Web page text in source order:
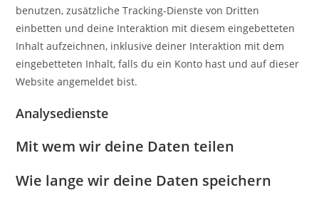
benutzen, zusätzliche Tracking-Dienste von Dritten
einbetten und deine Interaktion mit diesem eingebetteten
Inhalt aufzeichnen, inklusive deiner Interaktion mit dem
eingebetteten Inhalt, falls du ein Konto hast und auf dieser
Website angemeldet bist.
Analysedienste
Mit wem wir deine Daten teilen
Wie lange wir deine Daten speichern